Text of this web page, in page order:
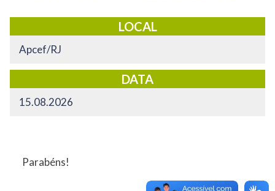
LOCAL
Apcef/RJ
DATA
15.08.2026
Parabéns!